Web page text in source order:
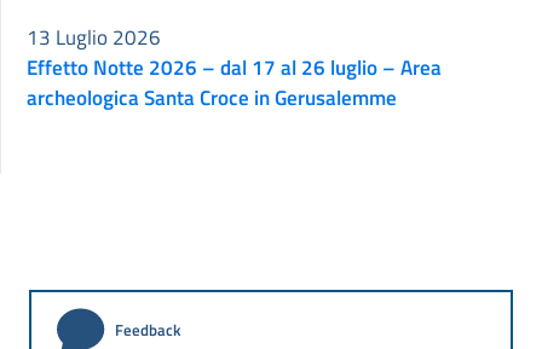
Effetto Notte 2026 – dal 17 al 26 luglio – Area
archeologica Santa Croce in Gerusalemme
13 Luglio 2026
Feedback